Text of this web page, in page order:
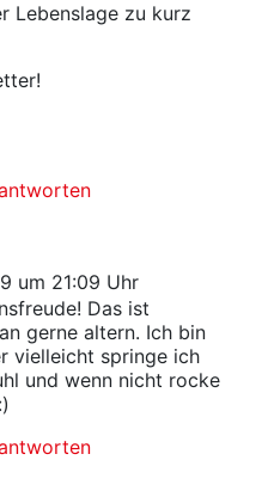
Lebenslage zu kurz
um 21:09 Uhr
Das ist
gerne altern. Ich bin
vielleicht springe ich
und wenn nicht rocke